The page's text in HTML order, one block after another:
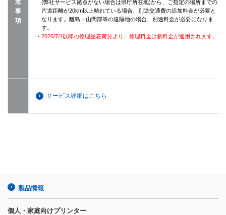
意
事
項
(弊社サービス拠点がない場合は県庁所在地)から、ご指定の場所までの
片道距離が20km以上離れている場合、別途交通費の追加料金が必要と
なります。離島・山間部等の遠隔地の場合、別途料金が必要になりま
す。
・2026/7/1以降の修理品着荷分より、修理料金は新料金が適用されます。
サービス詳細はこちら
製品情報
個人・家庭向けプリンター